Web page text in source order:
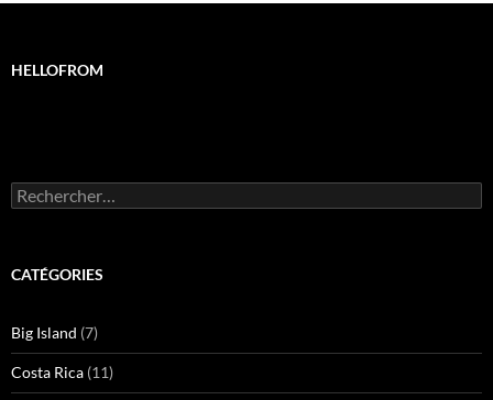
HELLOFROM
Rechercher :
CATÉGORIES
Big Island (7)
Costa Rica (11)